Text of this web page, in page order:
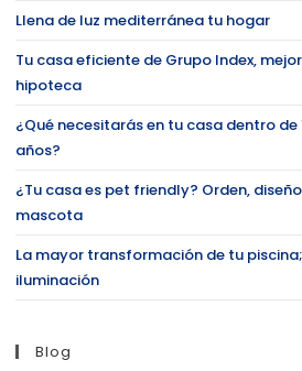
Llena de luz mediterránea tu hogar
Tu casa eficiente de Grupo Index,
hipoteca
¿Qué necesitarás en tu casa dentro de
años?
¿Tu casa es pet friendly? Orden,
mascota
La mayor transformación de tu
iluminación
Blog